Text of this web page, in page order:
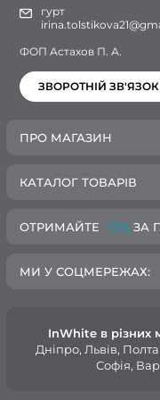
гурт
ФОП Астахов П. А.
ЗВОРОТНІЙ ЗВ'ЯЗОК
ПРО МАГАЗИН
КАТАЛОГ ТОВАРІВ
ОТРИМАЙТЕ -10% ЗА
МИ У СОЦМЕРЕЖАХ:
InWhite в різних
Дніпро, Львів,
Софія,